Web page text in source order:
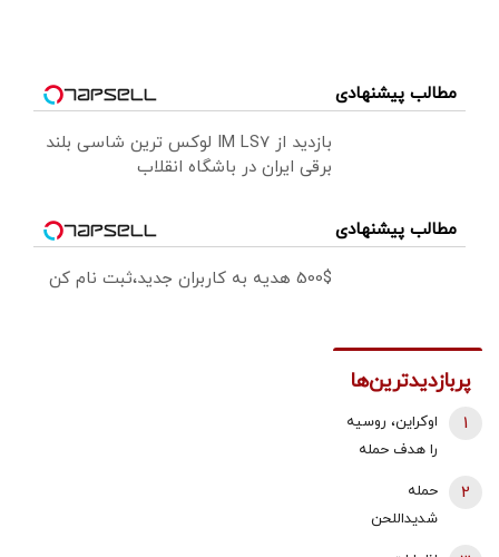
مطالب پیشنهادی
بازدید از IM LS7 لوکس ترین شاسی بلند
برقی ایران در باشگاه انقلاب
مطالب پیشنهادی
500$ هدیه به کاربران جدید،ثبت نام کن
پربازدیدترین‌ها
اوکراین، روسیه
را هدف حمله
در پالایشگاه
1
حمله
شدیداللحن
2